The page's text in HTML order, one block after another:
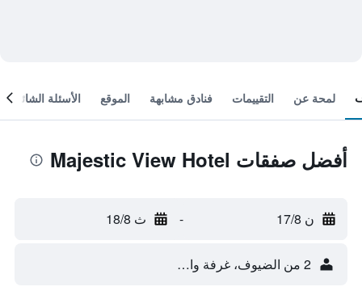
لمحة عن التقييمات فنادق مشابهة الموقع الأسئلة الشائعة
أفضل صفقات Majestic View Hotel
ن 17/8 - ث 18/8
2 من الضيوف، غرفة واحدة